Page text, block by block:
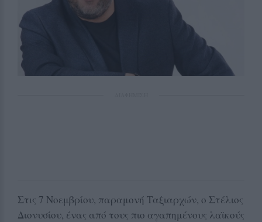
Στις 7 Νοεμβρίου, παραμονή Ταξιαρχών, ο Στέλιος
Διονυσίου, ένας από τους πιο αγαπημένους λαϊκούς